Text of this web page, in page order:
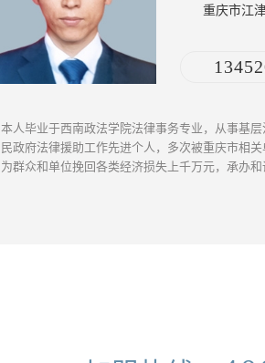
重庆市江
本人毕业于西南政法学院法律事务专业，从事基
民政府法律援助工作先进个人，多次被重庆市相
为群众和单位挽回各类经济损失上千万元，承办